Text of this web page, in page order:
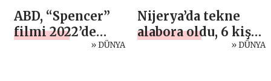
ABD, “Spencer”
filmi 2022’de
sinemaseverlerle
» DÜNYA
Nijerya’da tekne
alabora oldu, 6 kişi
» DÜNYA